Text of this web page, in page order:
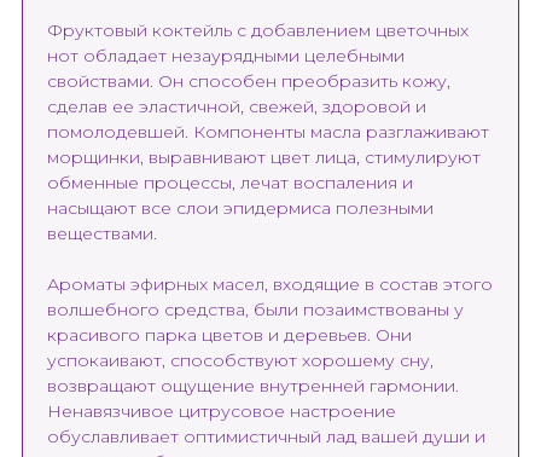
Фруктовый коктейль с добавлением цветочных
нот обладает незаурядными целебными
свойствами. Он способен преобразить кожу,
сделав ее эластичной, свежей, здоровой и
помолодевшей. Компоненты масла разглаживают
морщинки, выравнивают цвет лица, стимулируют
обменные процессы, лечат воспаления и
насыщают все слои эпидермиса полезными
веществами.
Ароматы эфирных масел, входящие в состав этого
волшебного средства, были позаимствованы у
красивого парка цветов и деревьев. Они
успокаивают, способствуют хорошему сну,
возвращают ощущение внутренней гармонии.
Ненавязчивое цитрусовое настроение
обуславливает оптимистичный лад вашей души и